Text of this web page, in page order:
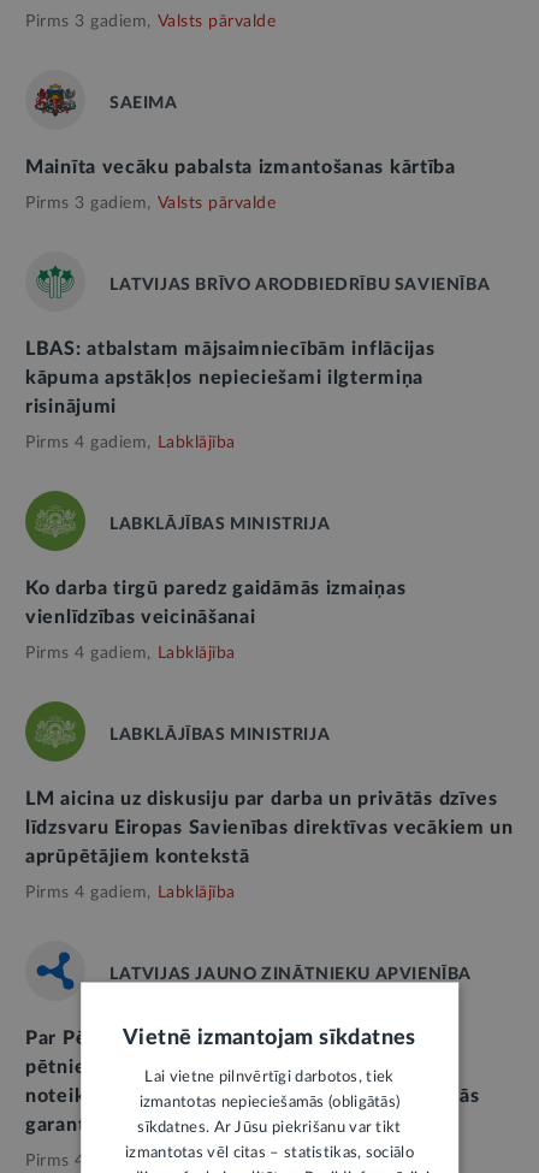
Pirms 3 gadiem, Valsts pārvalde
SAEIMA
Mainīta vecāku pabalsta izmantošanas kārtība
Pirms 3 gadiem, Valsts pārvalde
LATVIJAS BRĪVO ARODBIEDRĪBU SAVIENĪBA
LBAS: atbalstam mājsaimniecībām inflācijas
kāpuma apstākļos nepieciešami ilgtermiņa
risinājumi
Pirms 4 gadiem, Labklājība
LABKLĀJĪBAS MINISTRIJA
Ko darba tirgū paredz gaidāmās izmaiņas
vienlīdzības veicināšanai
Pirms 4 gadiem, Labklājība
LABKLĀJĪBAS MINISTRIJA
LM aicina uz diskusiju par darba un privātās dzīves
līdzsvaru Eiropas Savienības direktīvas vecākiem un
aprūpētājiem kontekstā
Pirms 4 gadiem, Labklājība
LATVIJAS JAUNO ZINĀTNIEKU APVIENĪBA
Par Pēcdoktorantūras programmas finansēto
pētnieku iespēju saņemt normatīvajos aktos
noteiktās ar bērna piedzimšanu saistītās sociālās
garantijas
Pirms 4 gadiem, Izglītība
Vietnē izmantojam sīkdatnes
Lai vietne pilnvērtīgi darbotos, tiek
izmantotas nepieciešamās (obligātās)
sīkdatnes. Ar Jūsu piekrišanu var tikt
izmantotas vēl citas – statistikas, sociālo